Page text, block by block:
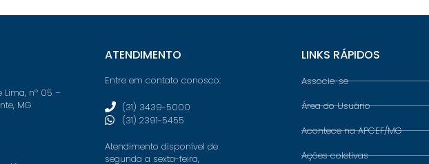
Lima, nº 05 –
MG
ATENDIMENTO
Entre em contato conosco:
(31) 3439-5000
(31) 2391-5455
Atendimento disponível de
segunda a sexta-feira,
LINKS RÁPIDOS
Associe-se
Área do Usuário
Acontece na APCEF/MG
Ações coletivas